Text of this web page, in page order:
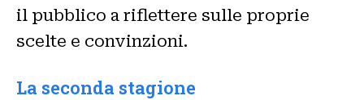
il pubblico a riflettere sulle proprie
scelte e convinzioni.
La seconda stagione